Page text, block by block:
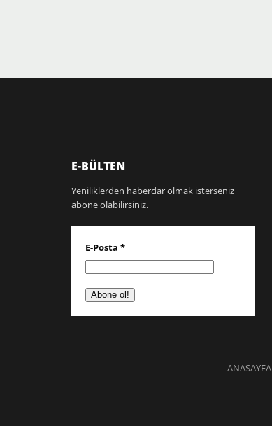
E-BÜLTEN
Yeniliklerden haberdar olmak isterseniz
abone olabilirsiniz.
E-Posta *
ANASAYFA